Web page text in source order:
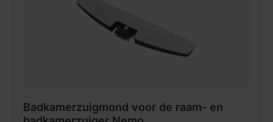
Badkamerzuigmond voor de raam- en